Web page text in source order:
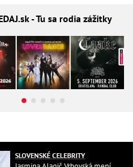
.sk - Tu sa rodia zážitky
SLOVENSKÉ CELEBRITY